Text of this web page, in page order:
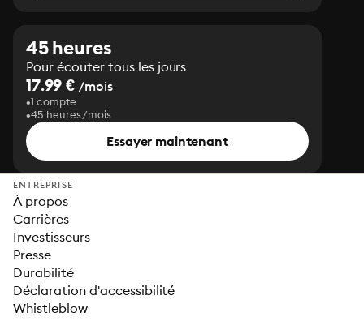
45 heures
Pour écouter tous les jours
17.99 € /mois
1 compte
45 heures/mois
Essayer maintenant
ENTREPRISE
À propos
Carrières
Investisseurs
Presse
Durabilité
Déclaration d'accessibilité
Whistleblow